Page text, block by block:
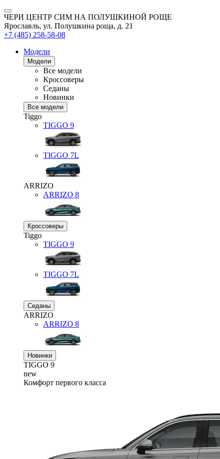
ЧЕРИ ЦЕНТР СИМ НА ПОЛУШКИНОЙ РОЩЕ
Ярославль, ул. Полушкина роща, д. 21
+7 (485) 258-58-08
Модели
Модели
Все модели
Кроссоверы
Седаны
Новинки
Все модели
Tiggo
TIGGO 9
TIGGO 7L
ARRIZO
ARRIZO 8
Кроссоверы
Tiggo
TIGGO 9
TIGGO 7L
Седаны
ARRIZO
ARRIZO 8
Новинки
TIGGO 9
new
Комфорт первого класса